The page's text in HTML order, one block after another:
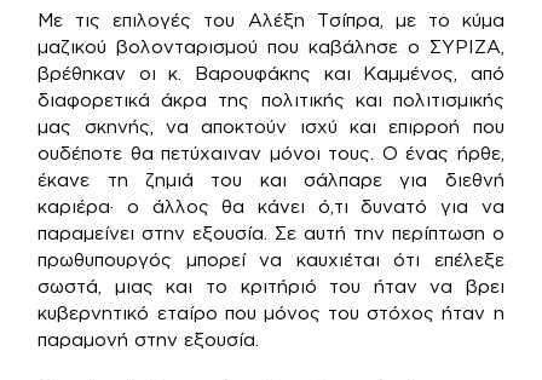
Με τις επιλογές του Αλέξη Τσίπρα, με το κύμα
μαζικού βολονταρισμού που καβάλησε ο ΣΥΡΙΖΑ,
βρέθηκαν οι κ. Βαρουφάκης και Καμμένος, από
διαφορετικά άκρα της πολιτικής και πολιτισμικής
μας σκηνής, να αποκτούν ισχύ και επιρροή που
ουδέποτε θα πετύχαιναν μόνοι τους. Ο ένας ήρθε,
έκανε τη ζημιά του και σάλπαρε για διεθνή
καριέρα· ο άλλος θα κάνει ό,τι δυνατό για να
παραμείνει στην εξουσία. Σε αυτή την περίπτωση ο
πρωθυπουργός μπορεί να καυχιέται ότι επέλεξε
σωστά, μιας και το κριτήριό του ήταν να βρει
κυβερνητικό εταίρο που μόνος του στόχος ήταν η
παραμονή στην εξουσία.